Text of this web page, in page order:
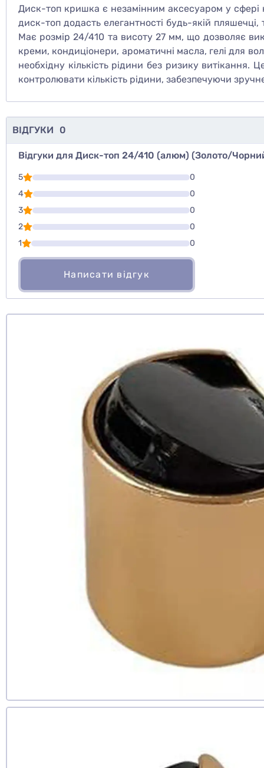
Диск-топ кришка є незамінним аксесуаром у сфері
диск-топ додасть елегантності будь-якій
Має розмір 24/410 та висоту 27 мм, що дозволяє
креми, кондиціонери, ароматичні масла, гелі для
необхідну кількість рідини без ризику
контролювати кількість рідини, забезпечуючи
ВІДГУКИ 0
Відгуки для Диск-топ 24/410 (алюм) (Золото/
5
0
4
0
3
0
2
0
1
0
Написати відгук
Чи